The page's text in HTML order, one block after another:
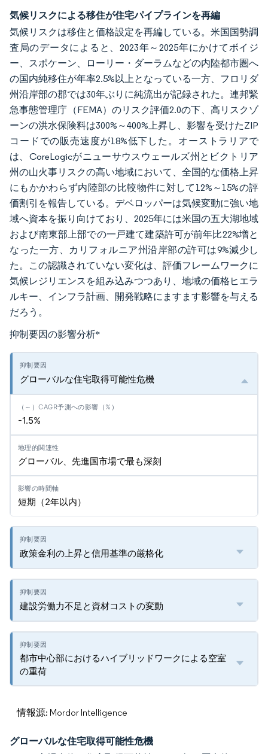
気候リスクによる移住が住宅パイプラインを再編
気候リスクは移住と価格設定を再編している。米国国勢調
査局のデータによると、2023年～2025年にかけてボイジ
ー、スポケーン、ローリー・ダーラムなどの内陸都市圏へ
の国内純移住が年率2.5%以上となっている一方、フロリダ
州沿岸部の郡では30年ぶりに純流出が記録された。連邦緊
急事態管理庁（FEMA）のリスク評価2.0の下、高リスクゾ
ーンの洪水保険料は300%～400%上昇し、影響を受けたZIP
コードでの販売速度が18%低下した。オーストラリアで
は、CoreLogicがニューサウスウェールズ州とビクトリア
州の山火事リスクの高い地域において、全国的な価格上昇
にもかかわらず内陸部の比較物件に対して12%～15%の評
価割引を報告している。デベロッパーは気候変動に強い地
域へ資本を振り向けており、2025年には米国の五大湖地域
および南東部上部での一戸建て建築許可が前年比22%増と
なった一方、カリフォルニア州沿岸部の許可は9%減少し
た。この認識されていない変化は、評価フレームワークに
気候レジリエンスを組み込みつつあり、地域の価格ヒエラ
ルキー、インフラ計画、開発戦略にますます影響を与える
だろう。
抑制要因の影響分析*
グローバルな住宅取得可能性危機
-1.5%
グローバル、先進国市場で最も深刻
短期（2年以内）
政策金利の上昇と信用基準の厳格化
建設労働力不足と資材コストの変動
都市中心部におけるハイブリッドワークによる空室
の重荷
情報源: Mordor Intelligence
グローバルな住宅取得可能性危機